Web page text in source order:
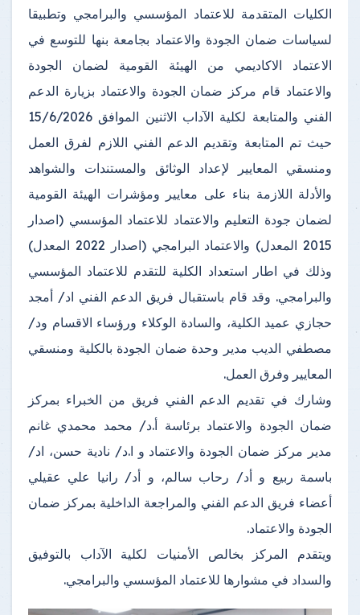
الكليات المتقدمة للاعتماد المؤسسي والبرامجي وتطبيقا
لسياسات ضمان الجودة والاعتماد بجامعة بنها للتوسع في
الاعتماد الاكاديمي من الهيئة القومية لضمان الجودة
والاعتماد قام مركز ضمان الجودة والاعتماد بزيارة الدعم
الفني والمتابعة لكلية الآداب الاثنين الموافق 15/6/2026
حيث تم المتابعة وتقديم الدعم الفني اللازم لفرق العمل
ومنسقي المعايير لإعداد الوثائق والمستندات والشواهد
والأدلة اللازمة بناء على معايير ومؤشرات الهيئة القومية
لضمان جودة التعليم والاعتماد للاعتماد المؤسسي (اصدار
2015 المعدل) والاعتماد البرامجي (اصدار 2022 المعدل)
وذلك في اطار استعداد الكلية للتقدم للاعتماد المؤسسي
والبرامجي. وقد قام باستقبال فريق الدعم الفني اد/ أمجد
حجازي عميد الكلية، والسادة الوكلاء ورؤساء الاقسام ود/
مصطفي الديب مدير وحدة ضمان الجودة بالكلية ومنسقي
المعايير وفرق العمل.
وشارك في تقديم الدعم الفني فريق من الخبراء بمركز
ضمان الجودة والاعتماد برئاسة أ.د/ محمد محمدي غانم
مدير مركز ضمان الجودة والاعتماد و ا.د/ نادية حسن، اد/
باسمة ربيع و أد/ رحاب سالم، و أد/ رانيا علي عقيلي
أعضاء فريق الدعم الفني والمراجعة الداخلية بمركز ضمان
الجودة والاعتماد.
ويتقدم المركز بخالص الأمنيات لكلية الآداب بالتوفيق
والسداد في مشوارها للاعتماد المؤسسي والبرامجي.